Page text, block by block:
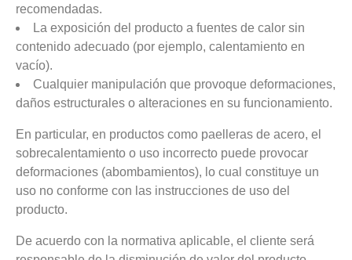
recomendadas.
La exposición del producto a fuentes de calor sin
contenido adecuado (por ejemplo, calentamiento en
vacío).
Cualquier manipulación que provoque deformaciones,
daños estructurales o alteraciones en su funcionamiento.
En particular, en productos como paelleras de acero, el
sobrecalentamiento o uso incorrecto puede provocar
deformaciones (abombamientos), lo cual constituye un
uso no conforme con las instrucciones de uso del
producto.
De acuerdo con la normativa aplicable, el cliente será